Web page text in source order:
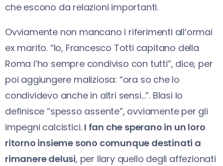
che escono da relazioni importanti.
Ovviamente non mancano i riferimenti all’ormai
ex marito. “Io, Francesco Totti capitano della
Roma l’ho sempre condiviso con tutti”, dice, per
poi aggiungere maliziosa: “ora so che lo
condividevo anche in altri sensi…”. Blasi lo
definisce “spesso assente”, ovviamente per gli
impegni calcistici. I fan che sperano in un loro
ritorno insieme sono comunque destinati a
rimanere delusi, per Ilary quello degli affezionati